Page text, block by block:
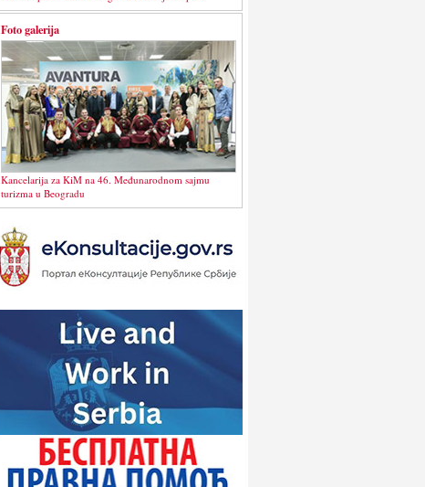
Foto galerija
Kancelarija za KiM na 46. Međunarodnom sajmu
turizma u Beogradu